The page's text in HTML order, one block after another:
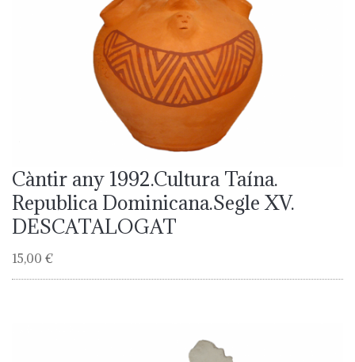
Càntir any 1992.Cultura Taína.
Republica Dominicana.Segle XV.
DESCATALOGAT
15,00 €